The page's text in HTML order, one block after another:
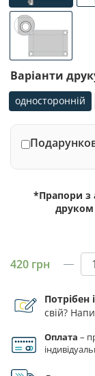
Варіанти
односторонній
*Прапори з
420 грн
Потрібен
свій?
Оплата –